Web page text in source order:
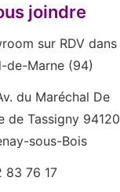
joindre
sur RDV dans
de-Marne (94)
du Maréchal De
de Tassigny 94120
sous-Bois
83 76 17